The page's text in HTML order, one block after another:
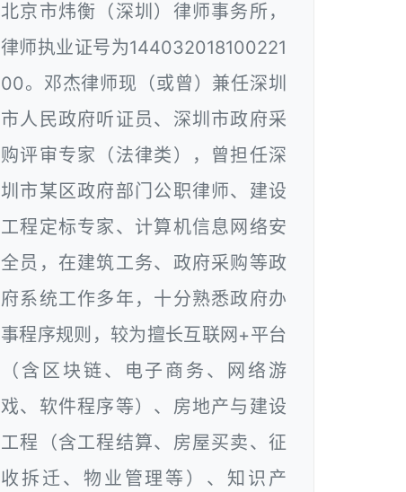
北京市炜衡（深圳）律师事务所，
律师执业证号为144032018100221
00。邓杰律师现（或曾）兼任深圳
市人民政府听证员、深圳市政府采
购评审专家（法律类），曾担任深
圳市某区政府部门公职律师、建设
工程定标专家、计算机信息网络安
全员，在建筑工务、政府采购等政
府系统工作多年，十分熟悉政府办
事程序规则，较为擅长互联网+平台
（含区块链、电子商务、网络游
戏、软件程序等）、房地产与建设
工程（含工程结算、房屋买卖、征
收拆迁、物业管理等）、知识产